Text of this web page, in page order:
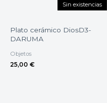
Sin existencias
Plato cerámico DiosD3-
DARUMA
Objetos
25,00 €